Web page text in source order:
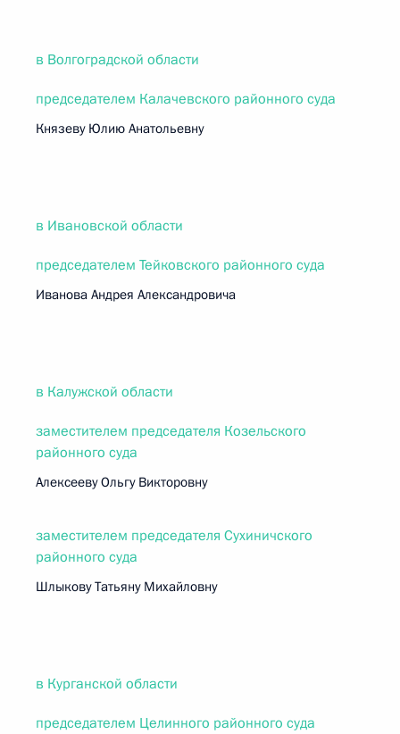
в Волгоградской области
председателем Калачевского районного суда
Князеву Юлию Анатольевну
в Ивановской области
председателем Тейковского районного суда
Иванова Андрея Александровича
в Калужской области
заместителем председателя Козельского
районного суда
Алексееву Ольгу Викторовну
заместителем председателя Сухиничского
районного суда
Шлыкову Татьяну Михайловну
в Курганской области
председателем Целинного районного суда